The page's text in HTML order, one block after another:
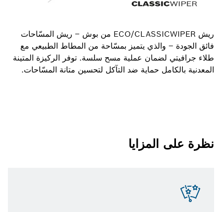
ريش ECO/CLASSICWIPER من بوش – ريش المسّاحات
فائق الجودة – والذي يتميز بمسّاحة من المطاط الطبيعي مع
طلاء جرافيتي لضمان عملية مسح سلسة. توفر الركيزة المتينة
المعدنية بالكامل حماية ضد التآكل لتحسين متانة المسّاحات.
نظرة على المزايا